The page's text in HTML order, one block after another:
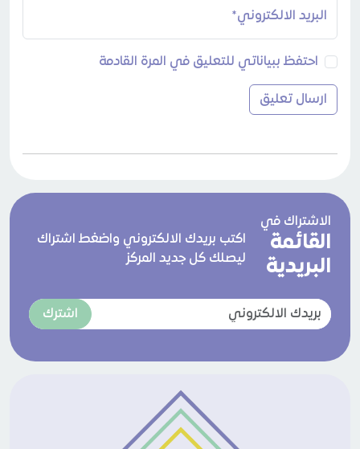
البريد الالكتروني*
احتفظ ببياناتي للتعليق في المرة القادمة
الاشتراك في
القائمة
البريدية
اكتب بريدك الالكتروني واضغط اشتراك
ليصلك كل جديد المركز
اشترك